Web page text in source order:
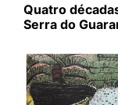
Quatro
Serra do